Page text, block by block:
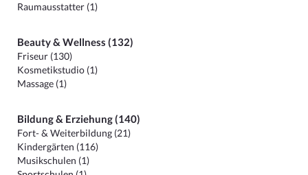
Raumausstatter (1)
Beauty & Wellness (132)
Friseur (130)
Kosmetikstudio (1)
Massage (1)
Bildung & Erziehung (140)
Fort- & Weiterbildung (21)
Kindergärten (116)
Musikschulen (1)